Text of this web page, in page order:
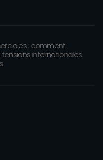
: comment
internationales